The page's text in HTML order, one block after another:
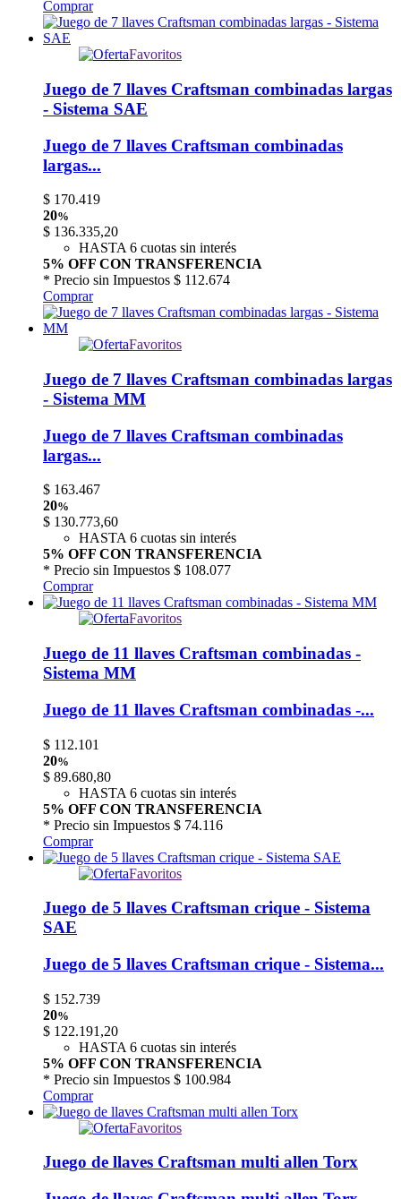
Comprar
Favoritos
Juego de 7 llaves Craftsman combinadas largas
- Sistema SAE
Juego de 7 llaves Craftsman combinadas
largas...
$ 170.419
20%
$ 136.335,20
HASTA 6 cuotas sin interés
5% OFF CON TRANSFERENCIA
* Precio sin Impuestos $ 112.674
Comprar
Favoritos
Juego de 7 llaves Craftsman combinadas largas
- Sistema MM
Juego de 7 llaves Craftsman combinadas
largas...
$ 163.467
20%
$ 130.773,60
HASTA 6 cuotas sin interés
5% OFF CON TRANSFERENCIA
* Precio sin Impuestos $ 108.077
Comprar
Favoritos
Juego de 11 llaves Craftsman combinadas -
Sistema MM
Juego de 11 llaves Craftsman combinadas -...
$ 112.101
20%
$ 89.680,80
HASTA 6 cuotas sin interés
5% OFF CON TRANSFERENCIA
* Precio sin Impuestos $ 74.116
Comprar
Favoritos
Juego de 5 llaves Craftsman crique - Sistema
SAE
Juego de 5 llaves Craftsman crique - Sistema...
$ 152.739
20%
$ 122.191,20
HASTA 6 cuotas sin interés
5% OFF CON TRANSFERENCIA
* Precio sin Impuestos $ 100.984
Comprar
Favoritos
Juego de llaves Craftsman multi allen Torx